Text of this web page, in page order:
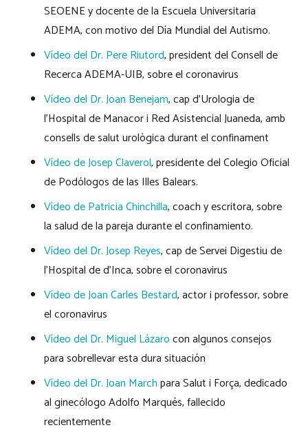
SEOENE y docente de la Escuela Universitaria
ADEMA, con motivo del Día Mundial del Autismo.
Vídeo del Dr. Pere Riutord, president del Consell de
Recerca ADEMA-UIB, sobre el coronavirus
Vídeo del Dr. Joan Benejam, cap d’Urologia de
l’Hospital de Manacor i Red Asistencial Juaneda, amb
consells de salut urològica durant el confinament
Vídeo de Josep Claverol, presidente del Colegio Oficial
de Podólogos de las Illes Balears.
Vídeo de Patricia Chinchilla, coach y escritora, sobre
la salud de la pareja durante el confinamiento.
Vídeo del Dr. Josep Reyes, cap de Servei Digestiu de
l’Hospital de d’Inca, sobre el coronavirus
Vídeo de Joan Carles Bestard, actor i professor, sobre
el coronavirus
Vídeo del Dr. Miguel Lázarocon algunos consejos
para sobrellevar esta dura situación
Vídeo del Dr. Joan Marchpara Salut i Força, dedicado
al ginecólogo Adolfo Marqués, fallecido
recientemente